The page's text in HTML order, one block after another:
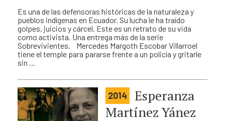
Es una de las defensoras históricas de la naturaleza y
pueblos indígenas en Ecuador. Su lucha le ha traído
golpes, juicios y cárcel. Este es un retrato de su vida
como activista. Una entrega más de la serie
Sobrevivientes. Mercedes Margoth Escobar Villarroel
tiene el temple para pararse frente a un policía y gritarle
sin …
2014
Esperanza
Martínez Yánez